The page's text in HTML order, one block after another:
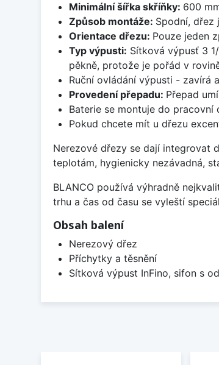
Minimální šířka skříňky: 600
Způsob montáže: Spodní, dřez
Orientace dřezu: Pouze jeden
Typ výpusti: Sítková výpusť 3
pěkně, protože je pořád v
Ruční ovládání výpusti - zavírá
Provedení přepadu: Přepad
Baterie se montuje do pracovní
Pokud chcete mít u dřezu
Nerezové dřezy se dají integrovat
teplotám, hygienicky nezávadná,
BLANCO používá výhradně
trhu a čas od času se vyleští
Obsah balení
Nerezový dřez
Příchytky a těsnění
Sítková výpust InFino, sifon s